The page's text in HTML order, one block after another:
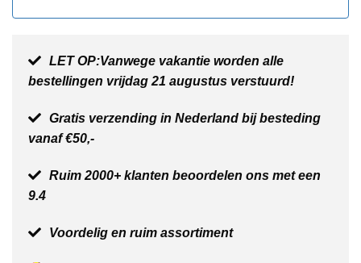
LET OP:Vanwege vakantie worden alle
bestellingen vrijdag 21 augustus verstuurd!
Gratis verzending in Nederland bij besteding
vanaf €50,-
Ruim 2000+ klanten beoordelen ons met een
9.4
Voordelig en ruim assortiment